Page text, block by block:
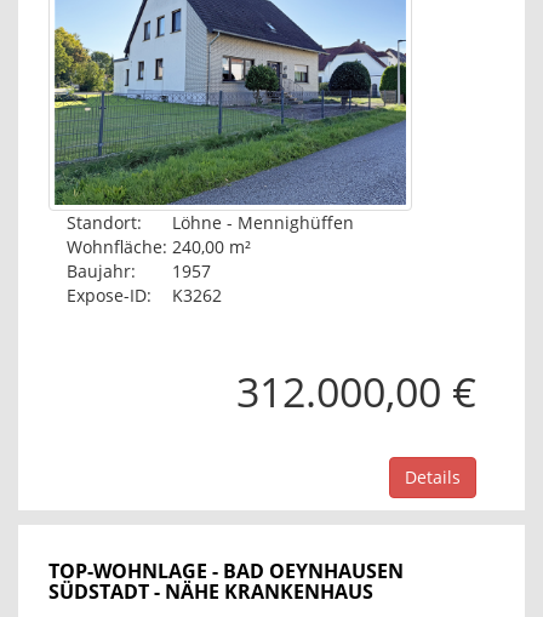
Standort:
Löhne - Mennighüffen
Wohnfläche: 240,00 m²
Baujahr:
1957
Expose-ID:
K3262
312.000,00 €
Details
TOP-WOHNLAGE - BAD OEYNHAUSEN
SÜDSTADT - NÄHE KRANKENHAUS